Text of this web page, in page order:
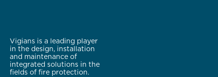
Vigians is a leading player
in the design, installation
and maintenance of
integrated solutions in the
fields of fire protection.